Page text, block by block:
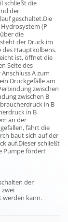
schließt die
der
geschaltet.Die
(P
die
der Druck im
des Hauptkolbens.
ist, öffnet die
Seite des
A zum
Druckgefälle am
zwischen
zwischen B
in B
in B
an der
fährt die
baut sich auf der
auf.Dieser schließt
Pumpe fördert
der
werden kann.